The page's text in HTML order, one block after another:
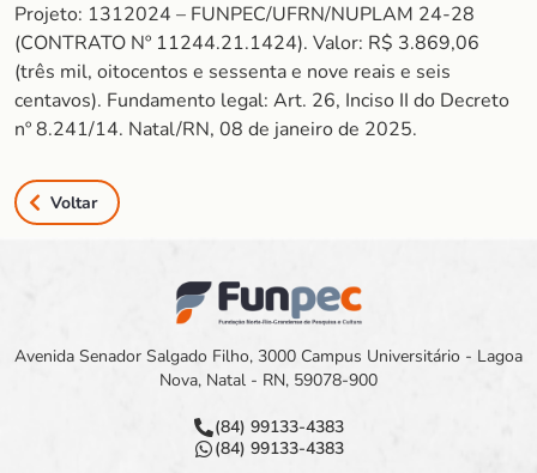
Projeto: 1312024 – FUNPEC/UFRN/NUPLAM 24-28
(CONTRATO Nº 11244.21.1424). Valor: R$ 3.869,06
(três mil, oitocentos e sessenta e nove reais e seis
centavos). Fundamento legal: Art. 26, Inciso II do Decreto
nº 8.241/14. Natal/RN, 08 de janeiro de 2025.
Voltar
Avenida Senador Salgado Filho, 3000 Campus Universitário - Lagoa
Nova, Natal - RN, 59078-900
(84) 99133-4383
(84) 99133-4383